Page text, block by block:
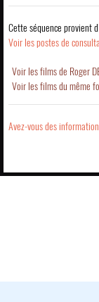
Cette séquence provient
Voir les postes de
Voir les films de Roger
Voir les films du même
Avez-vous des